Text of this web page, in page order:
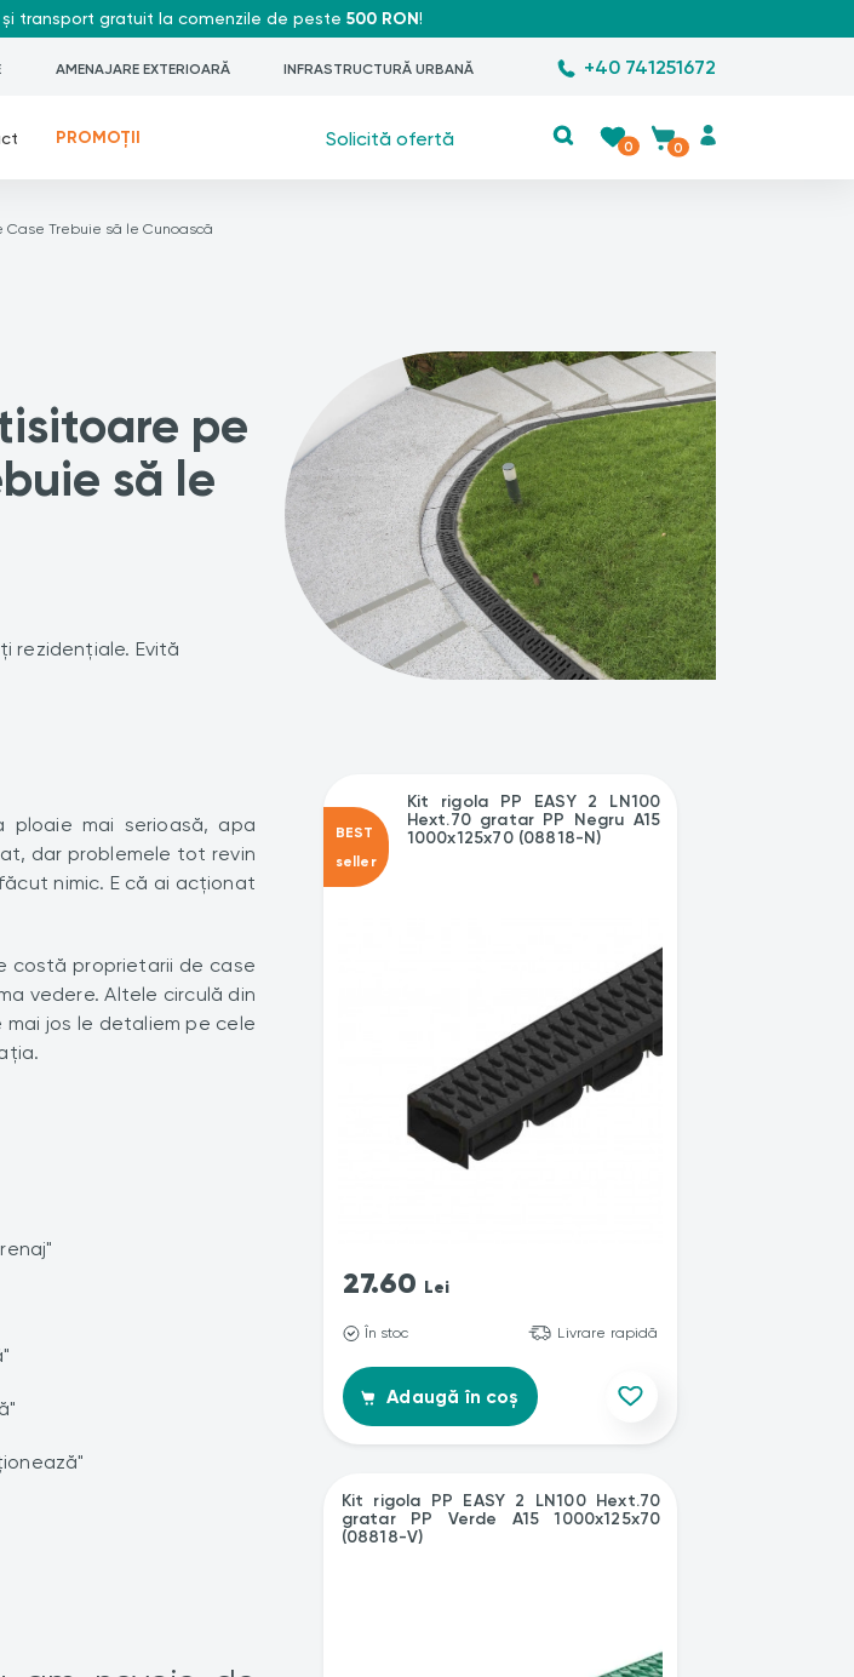
transport gratuit la comenzile de peste 500 RON!
AMENAJARE EXTERIOARĂ INFRASTRUCTURĂ URBANĂ +40 741251672
PROMOȚII Solicită ofertă 0 0
Case Trebuie să le Cunoască
pe
să le
rezidențiale. Evită
ploaie mai serioasă, apa
dar problemele tot revin
nimic. E că ai acționat
costă proprietarii de case
vedere. Altele circulă din
mai jos le detaliem pe cele
BEST
seller
Kit rigola PP EASY 2 LN100
Hext.70 gratar PP Negru A15
1000x125x70 (08818-N)
27.60 Lei
În stoc Livrare rapidă
Adaugă în coș
Kit rigola PP EASY 2 LN100 Hext.70
gratar PP Verde A15 1000x125x70
(08818-V)